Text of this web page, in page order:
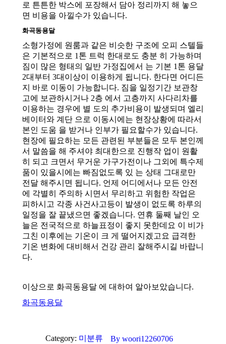
로 튼튼한 박스에 포장해서 담아 정리까지 해 놓으
면 비용을 아낄수가 있습니다.
화곡동용달
소형가정에 원룸과 같은 비슷한 구조에 오피 스텔들
은 기본적으로 1톤 트럭 한대로도 충분 히 가능하며
짐이 많은 형태의 일반 가정집에서 는 기본 1톤 용달
2대부터 3대이상이 이용하게 됩니다. 한다면 어디든
지 바로 이동이 가능합니다. 짐을 일정기간 보관창
고에 보관하시거나 2층 에서 고층까지 사다리차를
이용하는 경우에 별 도의 추가비용이 발생되며 엘리
베이터와 계단 으로 이동시에는 현장상황에 따라서
본인 도움 을 받거나 인부가 필요할수가 있습니다.
현장에 필요하는 모든 관련된 부분들은 모두 본인께
서 말씀을 해 주셔야 최대한으로 진행작 업이 원활
히 되고 크면서 무거운 가구가전이나 그외에 특수제
품이 있을시에는 빠짐없도록 있 는 상태 그대로만
전달 해주시면 됩니다. 언제 어디에서나 모든 안전
에 각별히 주의하 시면서 무리하고 위험한 작업은
피하시고 각종 사건사고등이 발생이 없도록 하루의
일정을 잘 끝냈으면 좋겠습니다. 연휴 둘째 날인 오
늘은 전국적으로 하늘표정이 좋지 못한데요 이 비가
그친 이후에는 기온이 크 게 떨어지겠고요 급격한
기온 변화에 대비해서 건강 관리 잘해주시길 바랍니
다.
이상으로 화곡동용달 에 대하여 알아보았습니다.
화곡동용달
Category: 미분류 By woori12260706